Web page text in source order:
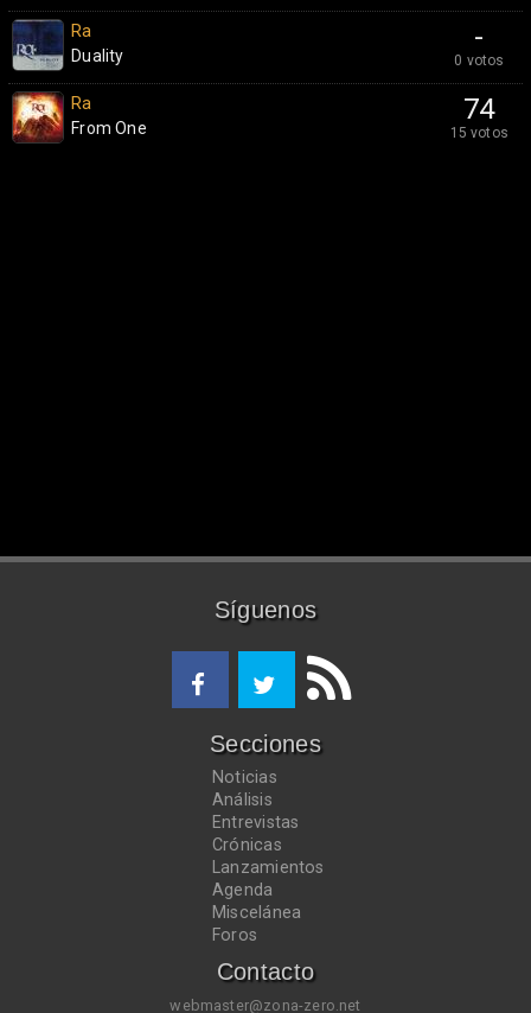
-
0 votos
Ra
Duality
74
15 votos
Ra
From One
Síguenos
Secciones
Noticias
Análisis
Entrevistas
Crónicas
Lanzamientos
Agenda
Miscelánea
Foros
Contacto
webmaster@zona-zero.net